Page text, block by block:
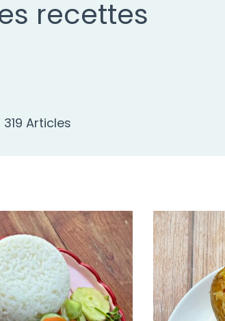
recettes
Articles